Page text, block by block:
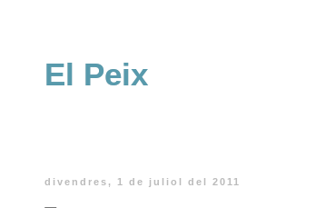
El Peix
divendres, 1 de juliol del 2011